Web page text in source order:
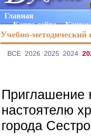
Главная
Карта сайта
Учебно-методический
ВCE 2026 2025 2024
настоятелю
города